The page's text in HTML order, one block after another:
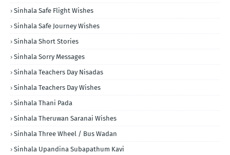
Sinhala Safe Flight Wishes
Sinhala Safe Journey Wishes
Sinhala Short Stories
Sinhala Sorry Messages
Sinhala Teachers Day Nisadas
Sinhala Teachers Day Wishes
Sinhala Thani Pada
Sinhala Theruwan Saranai Wishes
Sinhala Three Wheel / Bus Wadan
Sinhala Upandina Subapathum Kavi